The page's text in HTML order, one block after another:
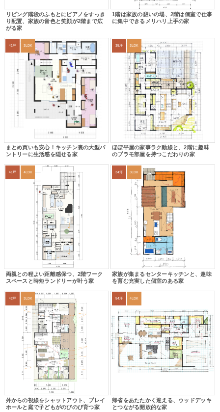
リビング階段のふもとにピアノをすっき
り配置、家族の音色と笑顔が2階まで広
がる家
1階は家族の憩いの場、2階は個室で仕事
に集中できるメリハリ上手の家
41坪 3LDK
まとめ買いも安心！キッチン裏の大型パ
ントリーに生活感を隠せる家
35坪 3LDK
ほぼ平屋の家事ラク動線と、2階に趣味
のプラモ部屋を持つこだわりの家
41坪 4LDK
両親との程よい距離感保つ、2階ワーク
スペースと時短ランドリーが叶う家
34坪 3LDK
家族が集まるセンターキッチンと、趣味
を育む充実した個室のある家
42坪 3LDK
外からの視線をシャットアウト、プレイ
ホールと庭で子どもがのびのび育つ家
54坪 4LDK
帰省をあたたかく迎える、ウッドデッキ
とつながる開放的な家